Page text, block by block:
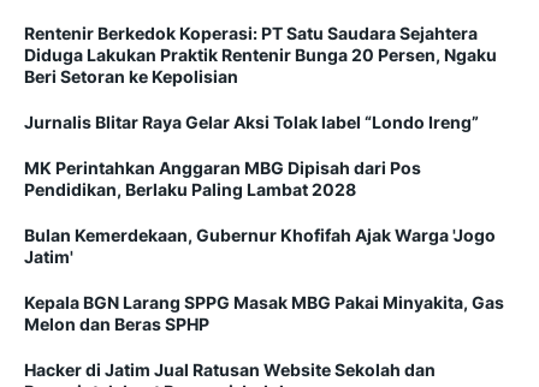
Rentenir Berkedok Koperasi: PT Satu Saudara Sejahtera
Diduga Lakukan Praktik Rentenir Bunga 20 Persen, Ngaku
Beri Setoran ke Kepolisian
Jurnalis Blitar Raya Gelar Aksi Tolak label “Londo Ireng”
MK Perintahkan Anggaran MBG Dipisah dari Pos
Pendidikan, Berlaku Paling Lambat 2028
Bulan Kemerdekaan, Gubernur Khofifah Ajak Warga 'Jogo
Jatim'
Kepala BGN Larang SPPG Masak MBG Pakai Minyakita, Gas
Melon dan Beras SPHP
Hacker di Jatim Jual Ratusan Website Sekolah dan